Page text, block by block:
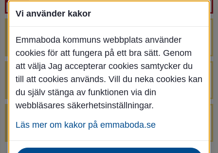
renoveringen av Bjurbäcksbron
Tillfälliga avstängningar på Centrumtorget
v. 25-34
avstängda.
Vi använder kakor
Emmaboda kommuns webbplats använder
cookies för att fungera på ett bra sätt. Genom
att välja Jag accepterar cookies samtycker du
till att cookies används. Vill du neka cookies kan
du själv stänga av funktionen via din
webbläsares säkerhetsinställningar.
Läs mer om kakor på emmaboda.se